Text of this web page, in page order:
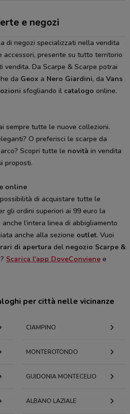
e negozi
di negozi specializzati nella vendita
accessori, presente su tutto territorio
vendita. Da Scarpe & Scarpe potrai
da Geox a Nero Giardini, da Vans
sfogliando il catalogo online.
sempre tutte le nuove collezioni.
O preferisci le scarpe da
Scopri tutte le novità in vendita
proposti.
online
di acquistare tutte le
gli ordini superiori ai 99 euro la
l’intera linea di abbigliamento
anche alla sezione outlet. Vuoi
di apertura del negozio Scarpe &
Scarica l’app DoveConviene e
per città nelle vicinanze
CIAMPINO
MONTEROTONDO
GUIDONIA MONTECELIO
ALBANO LAZIALE